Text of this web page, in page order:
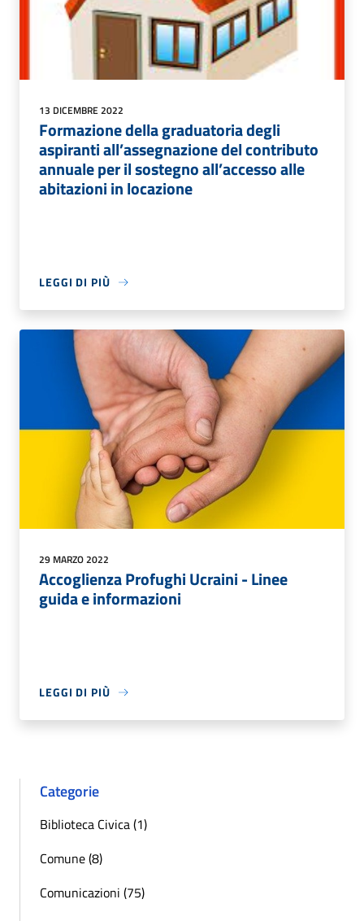
13 DICEMBRE 2022
Formazione della graduatoria degli
aspiranti all’assegnazione del contributo
annuale per il sostegno all’accesso alle
abitazioni in locazione
LEGGI DI PIÙ
29 MARZO 2022
Accoglienza Profughi Ucraini - Linee
guida e informazioni
LEGGI DI PIÙ
Categorie
Biblioteca Civica (1)
Comune (8)
Comunicazioni (75)